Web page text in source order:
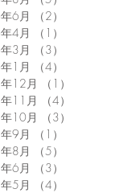
6月
（2）
4月
（1）
3月
（3）
1月
（4）
12月
（1）
11月
（4）
10月
（3）
9月
（1）
8月
（5）
6月
（3）
5月
（4）